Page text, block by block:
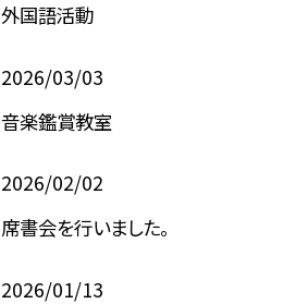
外国語活動
2026/03/03
音楽鑑賞教室
2026/02/02
席書会を行いました。
2026/01/13